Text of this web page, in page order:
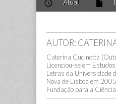
menu
Atual
AUTOR:
Caterina Cucinotta
Licenciou-se em
Letras da Universidade
Nova de Lisboa em
Fundação para a